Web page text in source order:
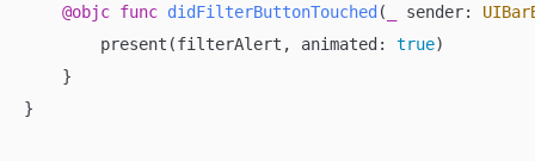
@objc func didFilterButtonTouched ( sender:
        present(filterAlert, animated:
true)
    }
}